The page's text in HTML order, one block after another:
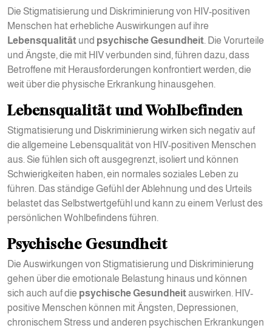
Die Stigmatisierung und Diskriminierung von HIV-positiven
Menschen hat erhebliche Auswirkungen auf ihre
Lebensqualität und psychische Gesundheit. Die Vorurteile
und Ängste, die mit HIV verbunden sind, führen dazu, dass
Betroffene mit Herausforderungen konfrontiert werden, die
weit über die physische Erkrankung hinausgehen.
Lebensqualität und Wohlbefinden
Stigmatisierung und Diskriminierung wirken sich negativ auf
die allgemeine Lebensqualität von HIV-positiven Menschen
aus. Sie fühlen sich oft ausgegrenzt, isoliert und können
Schwierigkeiten haben, ein normales soziales Leben zu
führen. Das ständige Gefühl der Ablehnung und des Urteils
belastet das Selbstwertgefühl und kann zu einem Verlust des
persönlichen Wohlbefindens führen.
Psychische Gesundheit
Die Auswirkungen von Stigmatisierung und Diskriminierung
gehen über die emotionale Belastung hinaus und können
sich auch auf die psychische Gesundheitauswirken. HIV-
positive Menschen können mit Ängsten, Depressionen,
chronischem Stress und anderen psychischen Erkrankungen